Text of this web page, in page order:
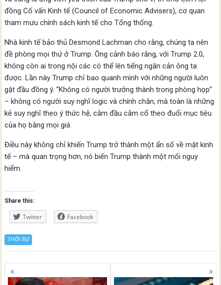
đồng Cố vấn Kinh tế (Council of Economic Advisers), cơ quan
tham mưu chính sách kinh tế cho Tổng thống.
Nhà kinh tế bảo thủ Desmond Lachman cho rằng, chúng ta nên
đề phòng mọi thứ ở Trump. Ông cảnh báo rằng, với Trump 2.0,
không còn ai trong nội các có thể lên tiếng ngăn cản ông ta
được. Lần này Trump chỉ bao quanh mình với những người luôn
gật đầu đồng ý. “Không có người trưởng thành trong phòng họp”
– không có người suy nghĩ logic và chính chắn, mà toàn là những
kẻ suy nghĩ theo ý thức hệ, cắm đầu cắm cổ theo đuổi mục tiêu
của họ bằng mọi giá.
Điều này không chỉ khiến Trump trở thành một ẩn số về mặt kinh
tế – mà quan trọng hơn, nó biến Trump thành một mối nguy
hiểm.
Share this:
Twitter Facebook
THỜI SỰ
Posts
navigation